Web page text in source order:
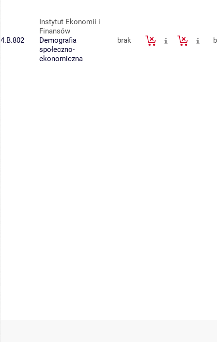
4.B.802
Instytut Ekonomii i
Finansów
Demografia
społeczno-
ekonomiczna
brak